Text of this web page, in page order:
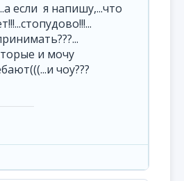
если я напишу,...что
и мочу
чоу???